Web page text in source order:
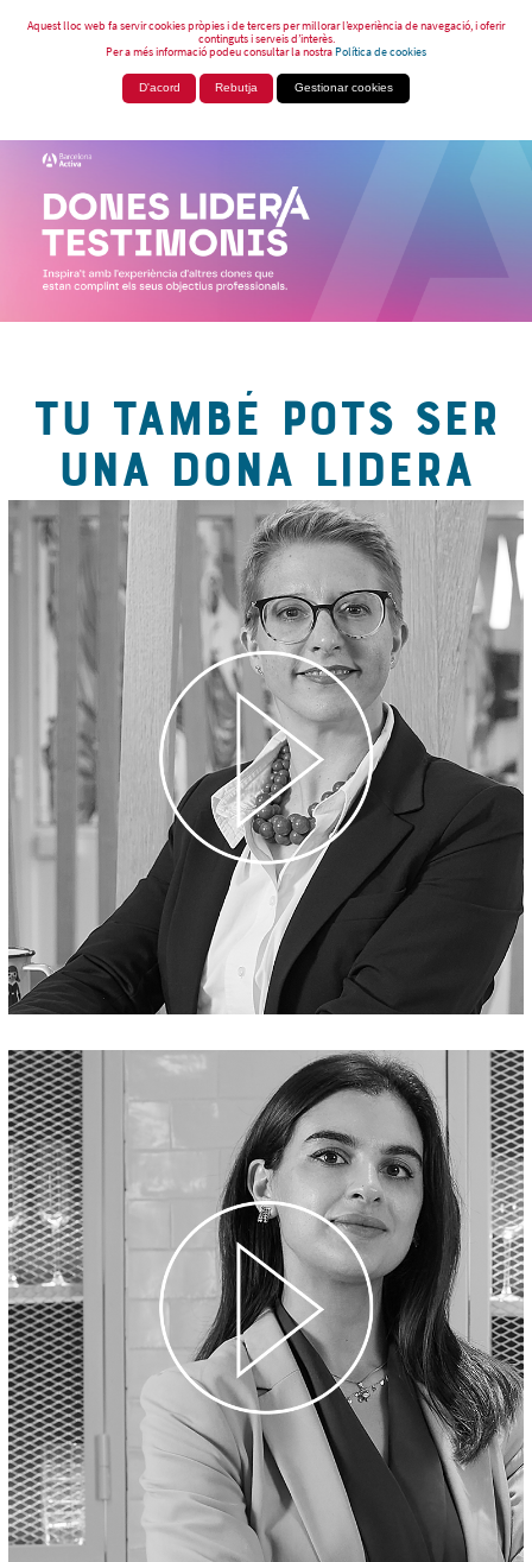
Aquest lloc web fa servir cookies pròpies i de tercers per millorar l’experiència de navegació, i oferir
continguts i serveis d’interès.
Per a més informació podeu consultar la nostraPolítica de cookies
D'acord Rebutja Gestionar cookies
TU TAMBÉ POTS SER
UNA DONA LIDERA